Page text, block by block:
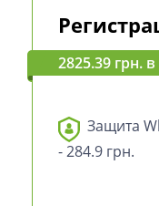
2825.39 грн.
Защита
- 284.9 грн.